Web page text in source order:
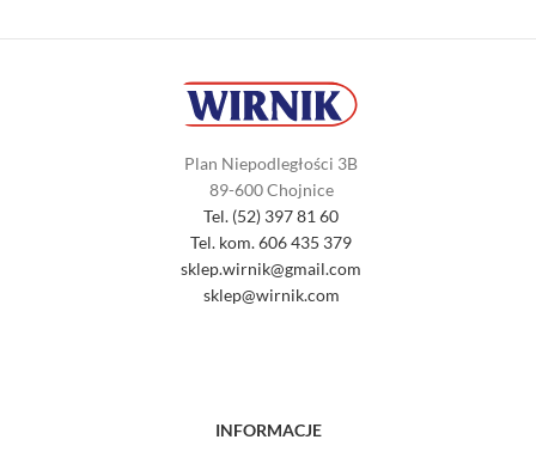
Plan Niepodległości 3B
89-600 Chojnice
Tel. (52) 397 81 60
Tel. kom. 606 435 379
sklep.wirnik@gmail.com
sklep@wirnik.com
INFORMACJE